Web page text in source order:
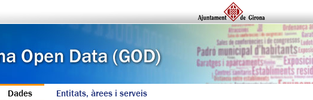
Dades Entitats, àrees i serveis